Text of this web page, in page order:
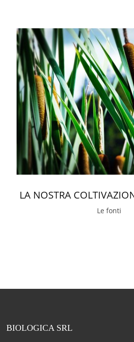
LA NOSTRA
Le fonti
BIOLOGICA SRL